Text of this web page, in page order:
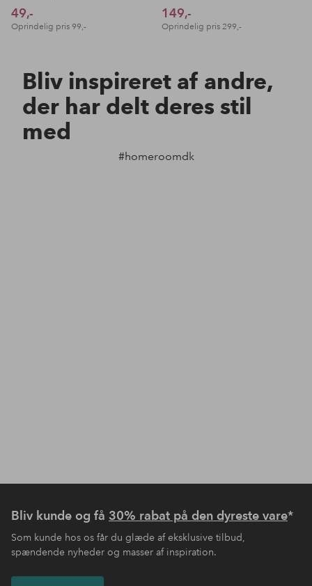
49,-
Oprindelig pris 99,-
149,-
Oprindelig pris 299,-
Bliv inspireret af andre,
der har delt deres stil
med
#homeroomdk
Bliv kunde og få 30% rabat på den dyreste vare*
Som kunde hos os får du glæde af eksklusive tilbud,
spændende nyheder og masser af inspiration.